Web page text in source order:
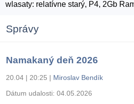
wlasaty: relatívne starý, P4, 2Gb
Správy
Namakaný deň 2026
20.04 | 20:25 | Miroslav Bendík
Dátum udalosti: 04.05.2026